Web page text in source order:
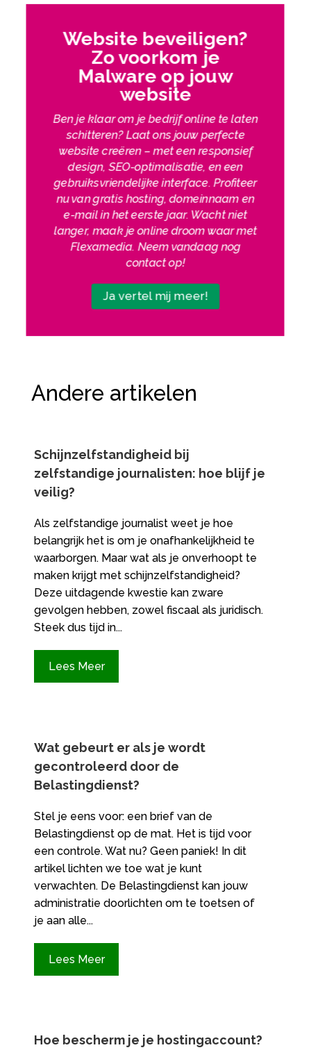
Website beveiligen?
Zo voorkom je
Malware op jouw
website
Ben je klaar om je bedrijf online te laten
schitteren? Laat ons jouw perfecte
website creëren – met een responsief
design, SEO-optimalisatie, en een
gebruiksvriendelijke interface. Profiteer
nu van gratis hosting, domeinnaam en
e-mail in het eerste jaar. Wacht niet
langer, maak je online droom waar met
Flexamedia. Neem vandaag nog
contact op!
Ja vertel mij meer!
Andere artikelen
Schijnzelfstandigheid bij
zelfstandige journalisten: hoe blijf je
veilig?
Als zelfstandige journalist weet je hoe
belangrijk het is om je onafhankelijkheid te
waarborgen.​ Maar wat als je onverhoopt te
maken krijgt met schijnzelfstandigheid?
Deze uitdagende kwestie kan zware
gevolgen hebben, zowel fiscaal als juridisch.​
Steek dus tijd in...
Lees Meer
Wat gebeurt er als je wordt
gecontroleerd door de
Belastingdienst?
Stel je eens voor: een brief van de
Belastingdienst op de mat. Het is tijd voor
een controle. Wat nu? Geen paniek! In dit
artikel lichten we toe wat je kunt
verwachten. De Belastingdienst kan jouw
administratie doorlichten om te toetsen of
je aan alle...
Lees Meer
Hoe bescherm je je hostingaccount?